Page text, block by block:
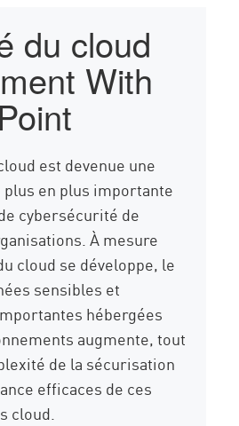
du cloud
With
est devenue une
plus en plus importante
cybersécurité de
À mesure
cloud se développe, le
sensibles et
hébergées
augmente, tout
de la sécurisation
efficaces de ces
cloud.